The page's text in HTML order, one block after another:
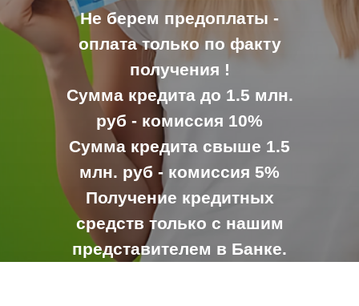
Не берем предоплаты -
оплата только по факту
получения !
Сумма кредита до 1.5 млн.
руб - комиссия 10%
Сумма кредита свыше 1.5
млн. руб - комиссия 5%
Получение кредитных
средств только с нашим
представителем в Банке.